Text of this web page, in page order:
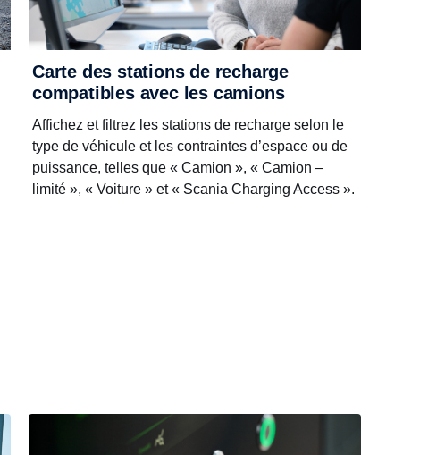
Carte des stations de recharge
compatibles avec les camions
Affichez et filtrez les stations de recharge selon le
type de véhicule et les contraintes d’espace ou de
puissance, telles que « Camion », « Camion –
limité », « Voiture » et « Scania Charging Access ».